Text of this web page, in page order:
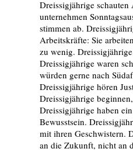
Dreissigjährige
unternehmen
stimmen ab.
Arbeitskräfte: Sie
zu wenig.
Dreissigjährige waren
würden gerne nach
Dreissigjährige hören
Dreissigjährige
Dreissigjährige haben
Bewusstsein.
mit ihren Geschwistern.
an die Zukunft, nicht an